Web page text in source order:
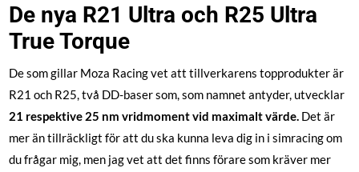
De nya R21 Ultra och R25 Ultra
True Torque
De som gillar Moza Racing vet att tillverkarens topprodukter är
R21 och R25, två DD-baser som, som namnet antyder, utvecklar
21 respektive 25 nm vridmoment vid maximalt värde. Det är
mer än tillräckligt för att du ska kunna leva dig in i simracing om
du frågar mig, men jag vet att det finns förare som kräver mer